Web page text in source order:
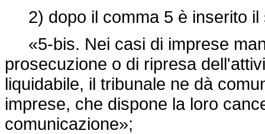
2) dopo il comma 5 è inserito il
«5-bis. Nei casi di imprese
prosecuzione o di ripresa
liquidabile, il tribunale ne dà
imprese, che dispone la loro
comunicazione»;